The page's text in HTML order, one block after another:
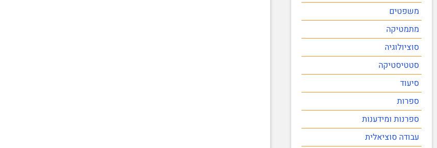
משפטים
מתמטיקה
סוציולוגיה
סטטיסטיקה
סיעוד
ספרות
ספרנות ומידענות
עבודה סוציאלית